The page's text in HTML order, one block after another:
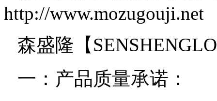
http://www.mozugouji.net
森盛隆【
一：产品质量承诺：